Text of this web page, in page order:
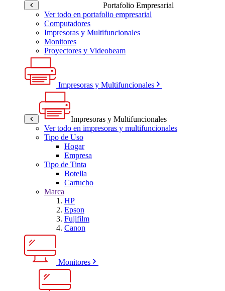
Portafolio Empresarial
Ver todo en portafolio empresarial
Computadores
Impresoras y Multifuncionales
Monitores
Proyectores y Videobeam
Impresoras y Multifuncionales
Impresoras y Multifuncionales
Ver todo en impresoras y multifuncionales
Tipo de Uso
Hogar
Empresa
Tipo de Tinta
Botella
Cartucho
Marca
HP
Epson
Fujifilm
Canon
Monitores